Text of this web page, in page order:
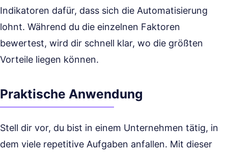
Indikatoren dafür, dass sich die Automatisierung
lohnt. Während du die einzelnen Faktoren
bewertest, wird dir schnell klar, wo die größten
Vorteile liegen können.
Praktische Anwendung
Stell dir vor, du bist in einem Unternehmen tätig, in
dem viele repetitive Aufgaben anfallen. Mit dieser